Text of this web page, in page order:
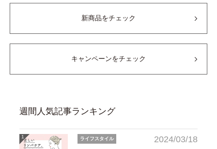
新商品をチェック
キャンペーンをチェック
週間人気記事ランキング
2024/03/18
ライフスタイル